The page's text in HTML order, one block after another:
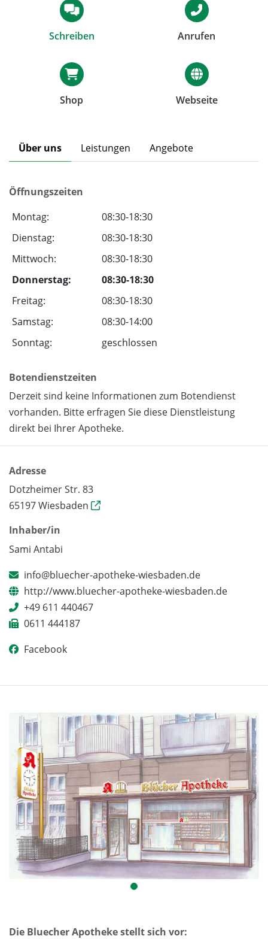
Schreiben Anrufen
Shop Webseite
Über uns Leistungen Angebote
Öffnungszeiten
Montag:
08:30-18:30
Dienstag:
08:30-18:30
Mittwoch:
08:30-18:30
Donnerstag:
08:30-18:30
Freitag:
08:30-18:30
Samstag:
08:30-14:00
Sonntag:
geschlossen
Botendienstzeiten
Derzeit sind keine Informationen zum Botendienst
vorhanden. Bitte erfragen Sie diese Dienstleistung
direkt bei Ihrer Apotheke.
Adresse
Dotzheimer Str. 83
65197 Wiesbaden
Inhaber/in
Sami Antabi
info@bluecher-apotheke-wiesbaden.de
http://www.bluecher-apotheke-wiesbaden.de
+49 611 440467
0611 444187
Facebook
Die Bluecher Apotheke stellt sich vor: